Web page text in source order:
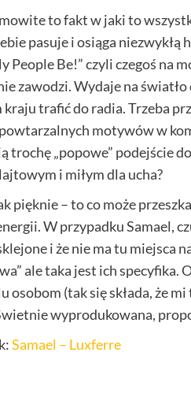
to fakt w jaki to
pasuje i osiąga
People Be!” czyli czegoś na
zawodzi. Wydaje na
trafić do radia. Trzeba
motywów w
trochę „popowe” podejście
i miłym dla ucha?
pięknie – to co może
W przypadku Samael,
i że nie ma tu miejsca
ale taka jest ich specyfika.
osobom (tak się składa, że
wyprodukowana,
Samael – Luxferre